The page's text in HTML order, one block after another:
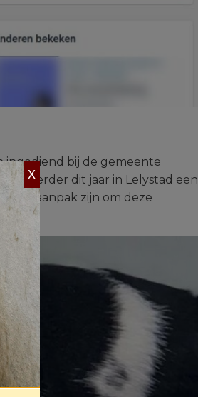
ingediend bij de gemeente
eerder dit jaar in Lelystad een
aanpak zijn om deze
X